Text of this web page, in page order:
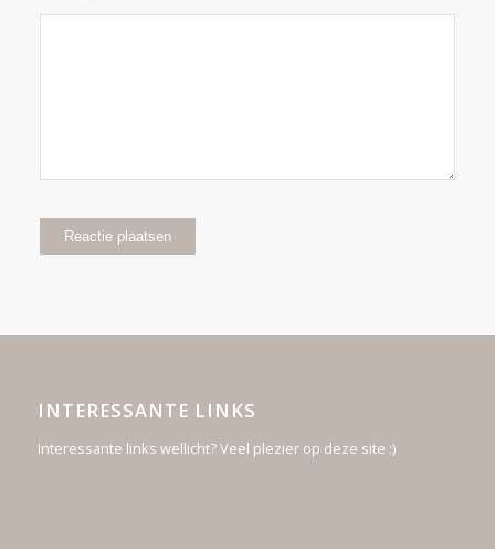
INTERESSANTE LINKS
Interessante links wellicht? Veel plezier op deze site :)